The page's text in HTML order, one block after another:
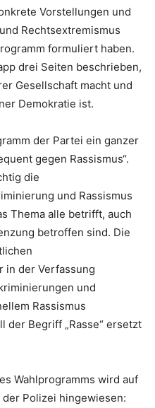
Vorstellungen und
Rechtsextremismus
formuliert haben.
drei Seiten beschrieben,
Gesellschaft macht und
Demokratie ist.
der Partei ein ganzer
gegen Rassismus“.
die
und Rassismus
Thema alle betrifft, auch
betroffen sind. Die
in der Verfassung
und
Rassismus
der Begriff „Rasse“ ersetzt
Wahlprogramms wird auf
Polizei hingewiesen: